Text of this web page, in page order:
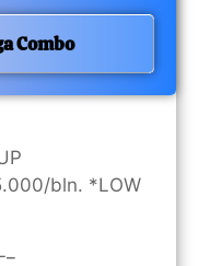
Combo
bln. *LOW